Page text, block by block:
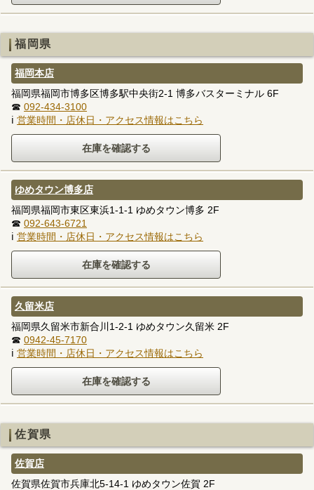
福岡県
福岡本店
福岡県福岡市博多区博多駅中央街2-1 博多バスターミナル 6F
☎ 092-434-3100
ℹ 営業時間・店休日・アクセス情報はこちら
ゆめタウン博多店
福岡県福岡市東区東浜1-1-1 ゆめタウン博多 2F
☎ 092-643-6721
ℹ 営業時間・店休日・アクセス情報はこちら
久留米店
福岡県久留米市新合川1-2-1 ゆめタウン久留米 2F
☎ 0942-45-7170
ℹ 営業時間・店休日・アクセス情報はこちら
佐賀県
佐賀店
佐賀県佐賀市兵庫北5-14-1 ゆめタウン佐賀 2F